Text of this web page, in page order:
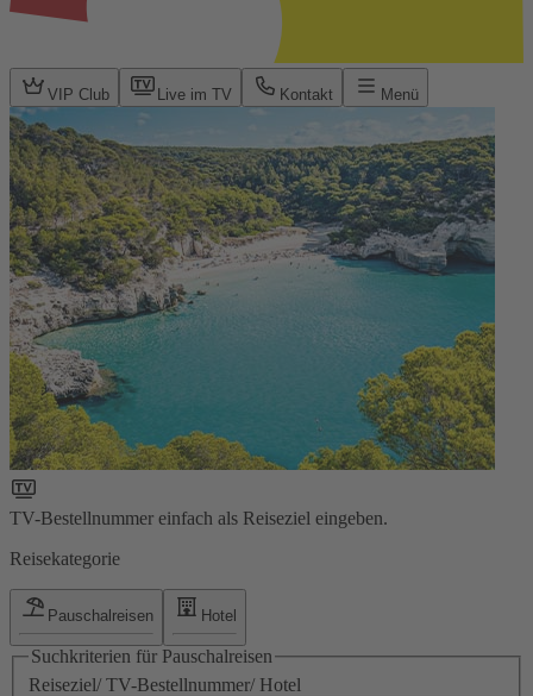
VIP Club Live im TV Kontakt Menü
TV-Bestellnummer einfach als Reiseziel eingeben.
Reisekategorie
Pauschalreisen Hotel
Suchkriterien für Pauschalreisen
Reiseziel/ TV-Bestellnummer/ Hotel